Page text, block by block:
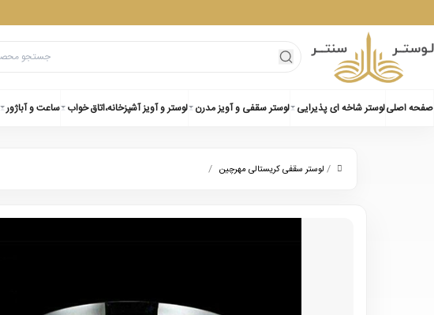
صفحه اصلیلوستر شاخه ای پذیرایی لوستر سقفی و آویز مدرن لوستر و آویز آشپزخانه،اتاق خواب ساعت و آباژور
/ لوستر سقفی کریستالی مهرچین /